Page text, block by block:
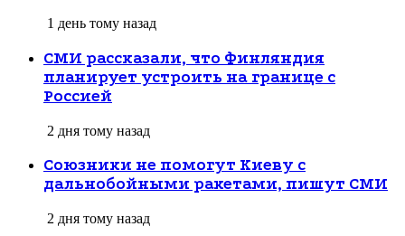
1 день тому назад
СМИ рассказали, что Финляндия
планирует устроить на границе с
Россией
2 дня тому назад
Союзники не помогут Киеву с
дальнобойными ракетами, пишут СМИ
2 дня тому назад